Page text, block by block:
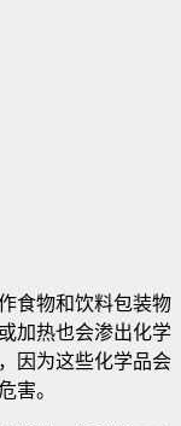
食物和饮料包装物
加热也会渗出化学
因为这些化学品会
害。